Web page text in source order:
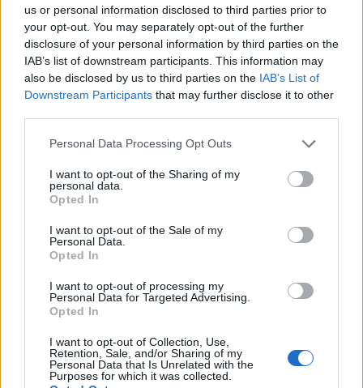
us or personal information disclosed to third parties prior to
your opt-out. You may separately opt-out of the further
disclosure of your personal information by third parties on the
IAB’s list of downstream participants. This information may
also be disclosed by us to third parties on the IAB’s List of
Downstream Participants that may further disclose it to other
Please note that this website/app uses one or more Google
not limited to your visit or usage behaviour. You may click to
grant or deny consent to Google and its third-party tags to
use your data for below specified purposes in below Google
consent section.
Personal Data Processing Opt Outs
I want to opt-out of the Sharing of my
personal data.
Opted In
I want to opt-out of the Sale of my
Personal Data.
Opted In
I want to opt-out of processing my
Personal Data for Targeted Advertising.
Opted In
I want to opt-out of Collection, Use,
Retention, Sale, and/or Sharing of my
Personal Data that Is Unrelated with the
Purposes for which it was collected.
τα καλύτερα πανεπιστήμια μας. Το σχέδιο
ανακατασκευής χρηματοδοτείται από το
υπουργείο Παιδείας με 13 εκατομμύρια ευρώ και
έχουμε λάβει τη δέσμευση ότι θα παραδοθεί «με το
κλειδί στο χέρι» εντός του χρονοδιαγράμματος που
Πανεπιστημίου είναι το θετικό παράδειγμα για το
πως μπορούμε ναδώσουμε άμεσα λύσεις σε ένα
οξύ πρόβλημα, όπως είναι η φοιτητική στέγη και
οικονομικά βάρη που συνεπάγονται οι σπουδές
μακριά από το σπίτι. Θέλω να συγχαρώ ιδιαίτερα
την πρύτανη και όλους σε όλους όσοι συνέβαλαν
διαχρονικά στο εγχείρημα να ζωντανέψουμε ξανά
προχωρεί με τη μέθοδο ΣΔΙΤ, σε έξι Περιφερειακά
Πανεπιστήμια η δημιουργία νέων σύγχρονων,